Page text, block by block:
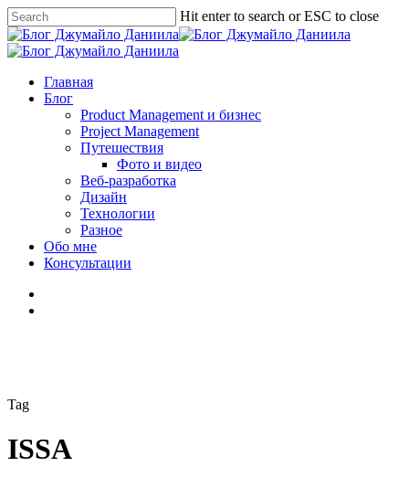
Skip
to
main
Hit enter to search or ESC to close
Close
Search
search
Menu
Главная
Блог
Product Management и бизнес
Project Management
Путешествия
Фото и видео
Веб-разработка
Дизайн
Технологии
Разное
Обо мне
Консультации
Tag
ISSA